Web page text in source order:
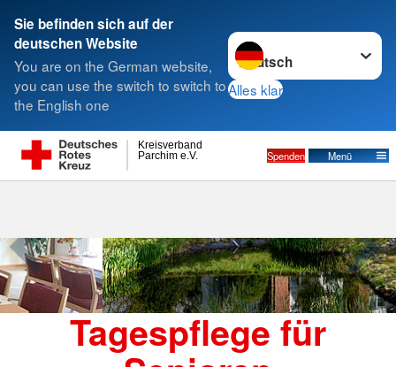
Sie befinden sich auf der
deutschen Website
You are on the German website,
you can use the switch to switch to
the English one
Sprache wechseln zu
Alles klar
Parchim e.V.
Kreisverband
Spenden Menü
Suche
Tagespflege für Senioren
Tagespflege für